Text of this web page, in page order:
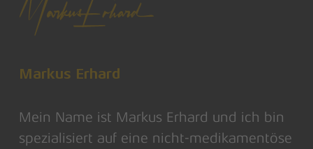
Markus Erhard
Mein Name ist Markus Erhard und ich bin
spezialisiert auf eine nicht-medikamentöse